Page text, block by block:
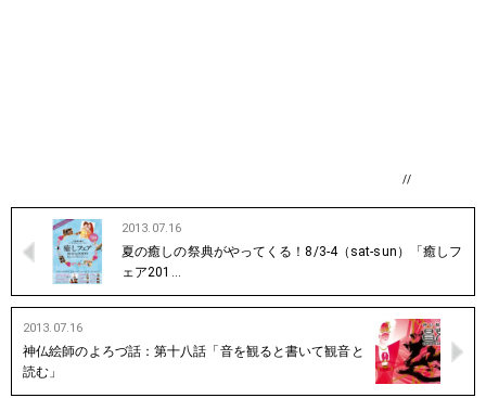
//
2013.07.16
夏の癒しの祭典がやってくる！8/3-4（sat-sun）「癒しフ
ェア201…
2013.07.16
神仏絵師のよろづ話：第十八話「音を観ると書いて観音と
読む」